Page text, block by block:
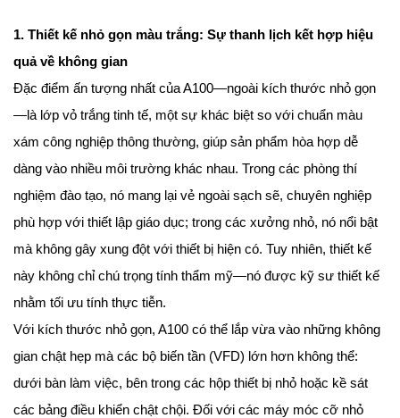
1. Thiết kế nhỏ gọn màu trắng: Sự thanh lịch kết hợp hiệu
quả về không gian
Đặc điểm ấn tượng nhất của A100—ngoài kích thước nhỏ gọn
—là lớp vỏ trắng tinh tế, một sự khác biệt so với chuẩn màu
xám công nghiệp thông thường, giúp sản phẩm hòa hợp dễ
dàng vào nhiều môi trường khác nhau. Trong các phòng thí
nghiệm đào tạo, nó mang lại vẻ ngoài sạch sẽ, chuyên nghiệp
phù hợp với thiết lập giáo dục; trong các xưởng nhỏ, nó nổi bật
mà không gây xung đột với thiết bị hiện có. Tuy nhiên, thiết kế
này không chỉ chú trọng tính thẩm mỹ—nó được kỹ sư thiết kế
nhằm tối ưu tính thực tiễn.
Với kích thước nhỏ gọn, A100 có thể lắp vừa vào những không
gian chật hẹp mà các bộ biến tần (VFD) lớn hơn không thể:
dưới bàn làm việc, bên trong các hộp thiết bị nhỏ hoặc kề sát
các bảng điều khiển chật chội. Đối với các máy móc cỡ nhỏ